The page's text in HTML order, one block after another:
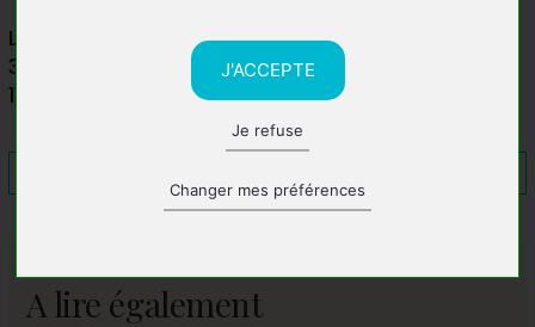
J'ACCEPTE
Je refuse
Changer mes préférences
Librairie Breithaupt
37 Rue Courtejaire
11000 Carcassonne
A lire également